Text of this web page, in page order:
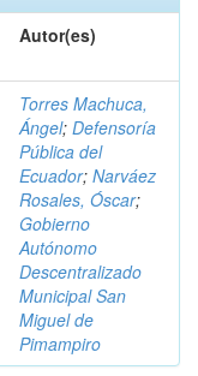
Autor(es)
Torres Machuca,
Ángel; Defensoría
Pública del
Ecuador; Narváez
Rosales, Óscar;
Gobierno
Autónomo
Descentralizado
Municipal San
Miguel de
Pimampiro